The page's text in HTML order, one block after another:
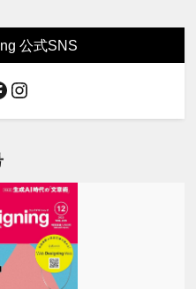
公式SNS
Instagram